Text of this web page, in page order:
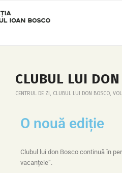
CLUBUL LUI
CENTRUL DE ZI, CLUBUL LUI DON BOSCO,
O nouă ediție
Clubul lui don Bosco continuă în
vacanțele”.